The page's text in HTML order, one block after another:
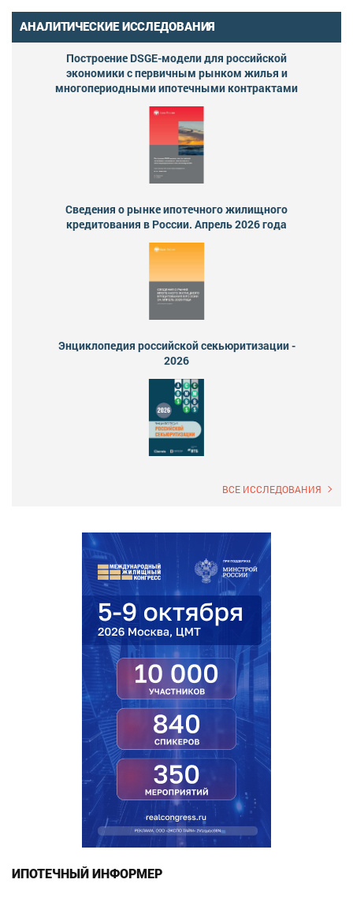
АНАЛИТИЧЕСКИЕ ИССЛЕДОВАНИЯ
Построение DSGE-модели для российской
экономики с первичным рынком жилья и
многопериодными ипотечными контрактами
Сведения о рынке ипотечного жилищного
кредитования в России. Апрель 2026 года
Энциклопедия российской секьюритизации -
2026
ВСЕ ИССЛЕДОВАНИЯ
ИПОТЕЧНЫЙ ИНФОРМЕР